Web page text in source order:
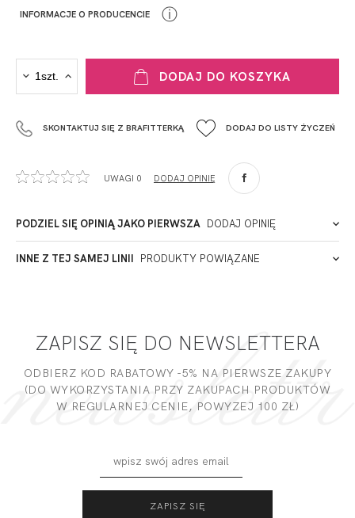
INFORMACJE O PRODUCENCIE
Fashiontex Group Sp.z o.o. Spółka komandytowa
+48 42 719 43 15
90-057
Polska
ADRES PUNKTU KONTAKTOWEGO
ⓘ
DODAJ DO KOSZYKA
SKONTAKTUJ SIĘ Z BRAFITTERKĄ DODAJ DO LISTY ŻYCZEŃ
UWAGI 0 DODAJ OPINIĘ
PODZIEL SIĘ OPINIĄ JAKO PIERWSZA DODAJ OPINIĘ
Miałeś już kontakt z naszym produktem? Zostaw opinię
INNE Z TEJ SAMEJ LINII PRODUKTY POWIĄZANE
ZAPISZ SIĘ DO NEWSLETTERA
ODBIERZ KOD RABATOWY -5% NA PIERWSZE ZAKUPY
(DO WYKORZYSTANIA PRZY ZAKUPACH PRODUKTÓW
W REGULARNEJ CENIE, POWYZEJ 100 ZŁ)